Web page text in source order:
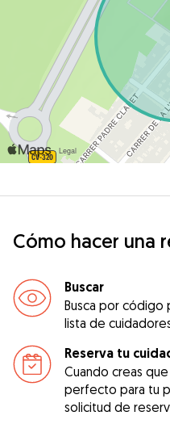
Cómo hacer una
Buscar
Busca por código
lista de
Reserva tu
Cuando creas
perfecto para tu
solicitud de